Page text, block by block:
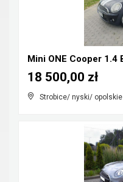
Strobice/ nyski/ opolskie
18 500,00 zł